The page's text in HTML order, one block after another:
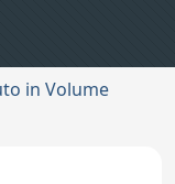
in Volume